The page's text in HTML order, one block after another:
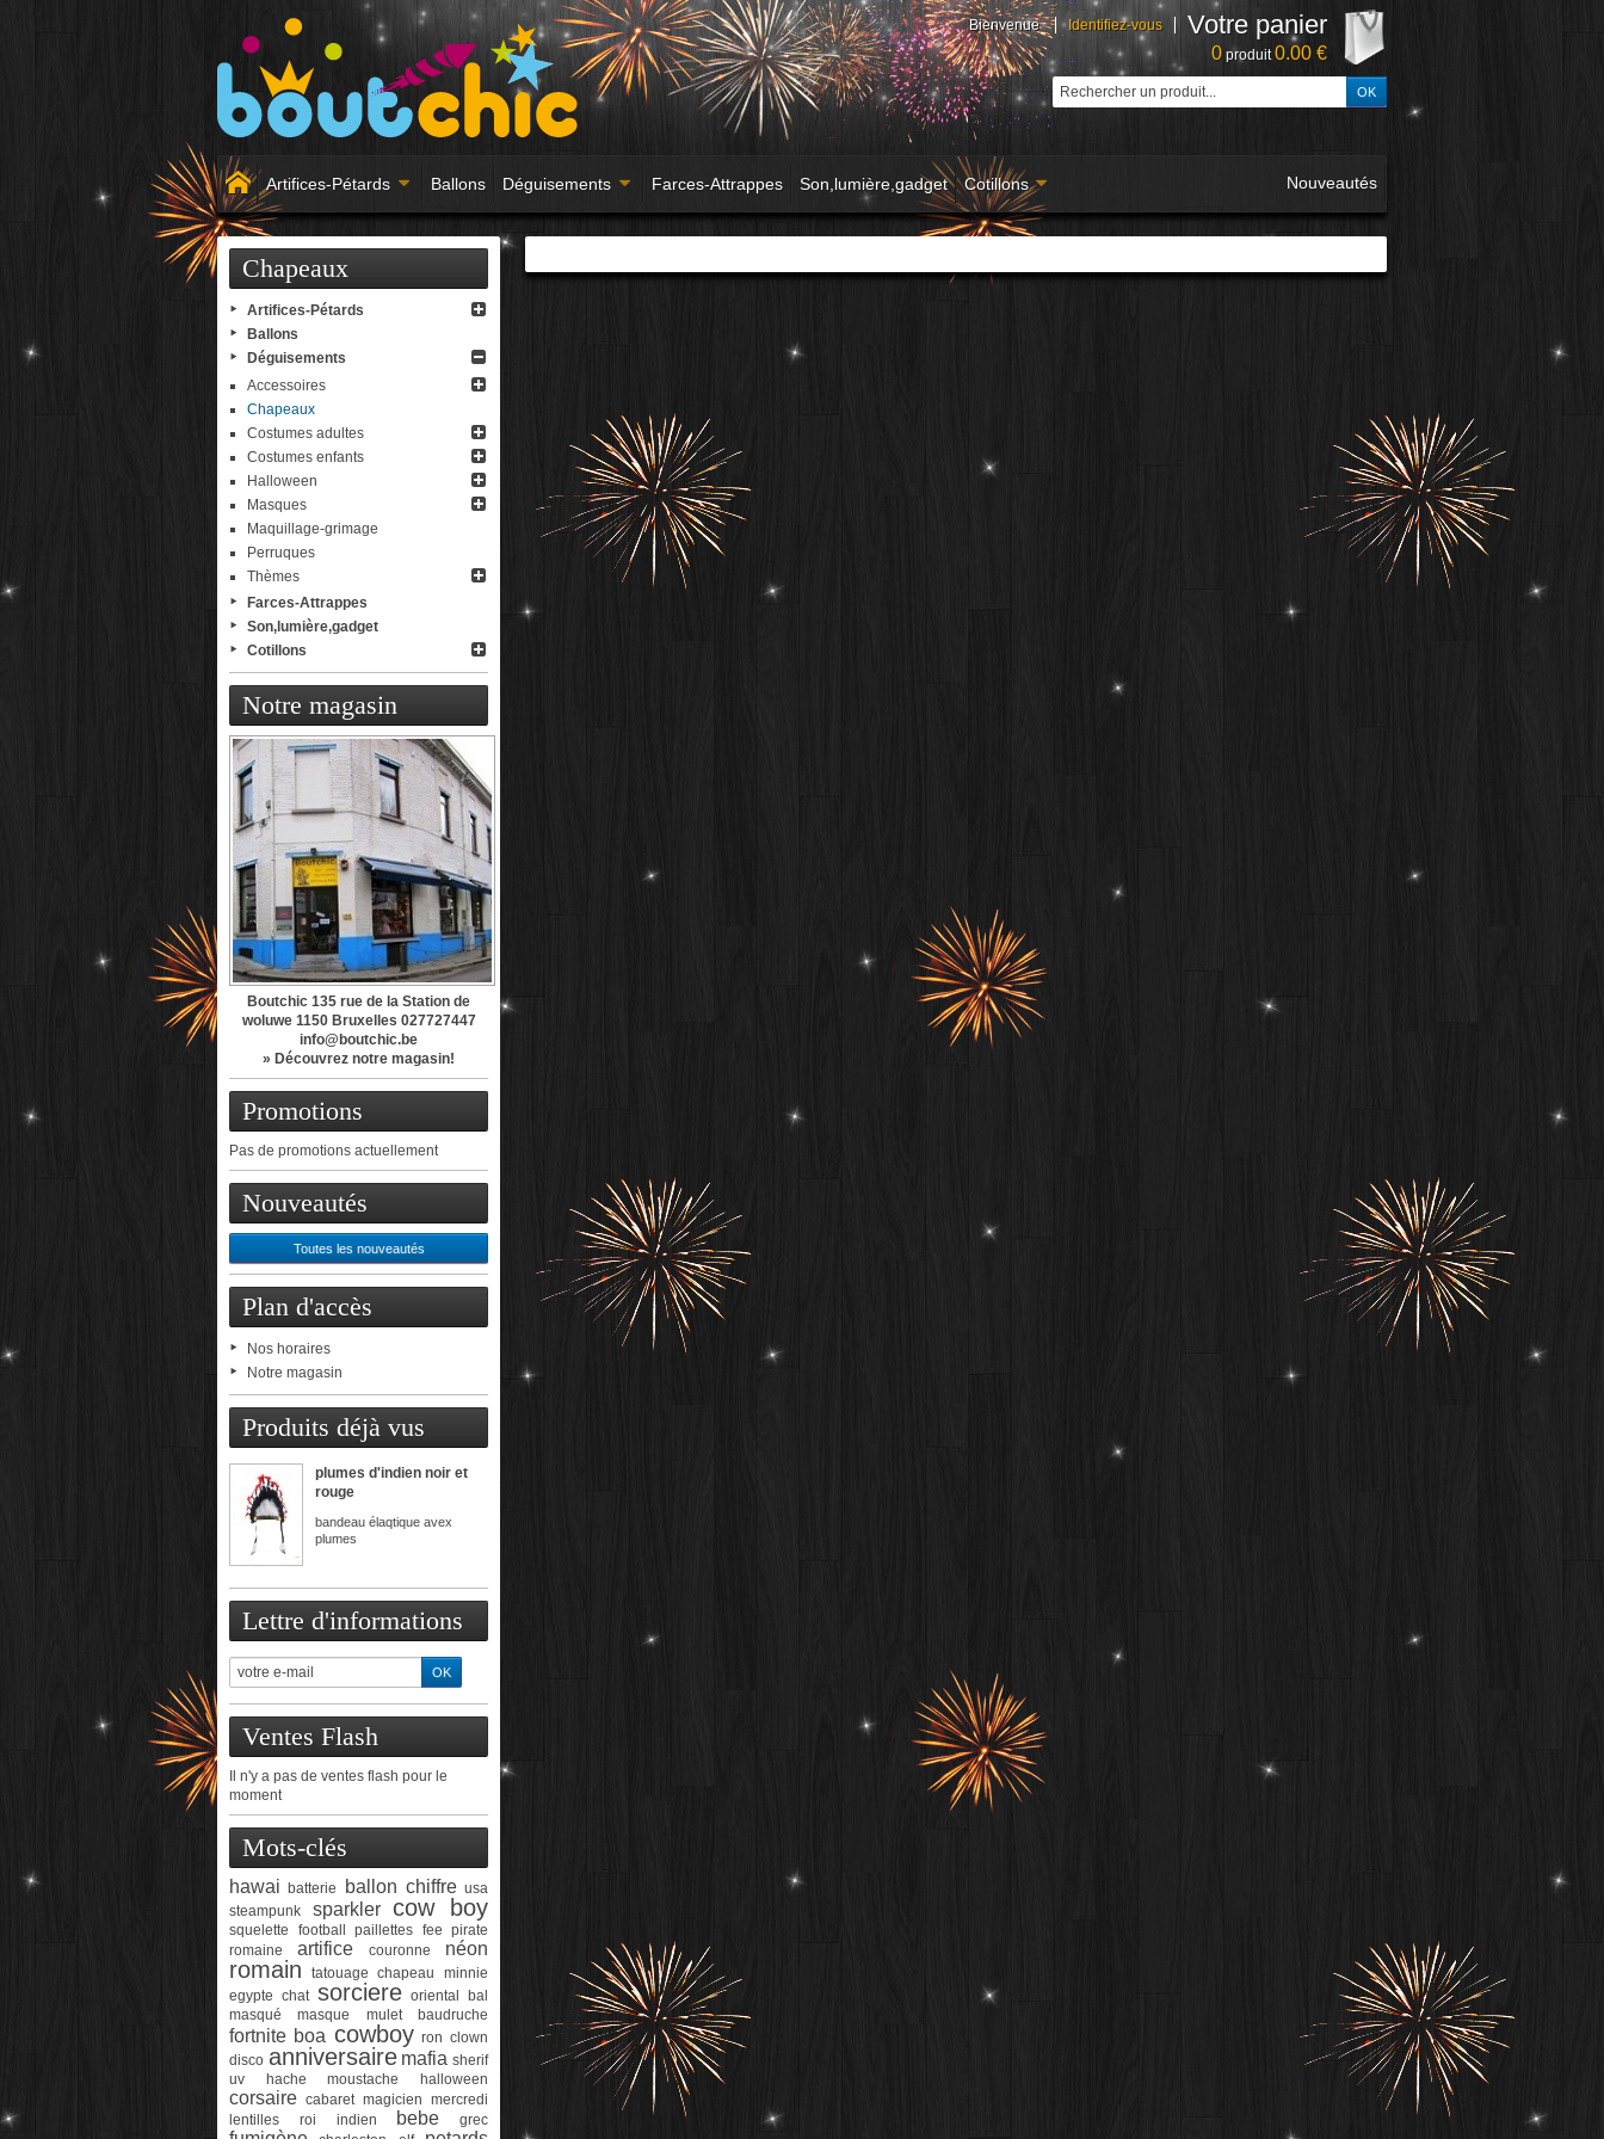
Bienvenue Identifiez-vous Votre panier
0 produit0.00 €
Nouveautés
Artifices-Pétards Ballons Déguisements Farces-Attrappes Son,lumière,gadget Cotillons
Chapeaux
Artifices-Pétards
Ballons
Déguisements
Accessoires
Chapeaux
Costumes adultes
Costumes enfants
Halloween
Masques
Maquillage-grimage
Perruques
Thèmes
Farces-Attrappes
Son,lumière,gadget
Cotillons
Notre magasin
Boutchic 135 rue de la Station de
woluwe 1150 Bruxelles 027727447
info@boutchic.be
» Découvrez notre magasin!
Promotions
Pas de promotions actuellement
Nouveautés
Toutes les nouveautés
Plan d'accès
Nos horaires
Notre magasin
Produits déjà vus
plumes d'indien noir et
rouge
bandeau élaqtique avex
plumes
Lettre d'informations
Ventes Flash
Il n'y a pas de ventes flash pour le
moment
Mots-clés
hawai batterie ballon chiffre usa
steampunk
sparkler cow boy
squelette football paillettes fee pirate
romaine
artifice couronne néon
romain tatouage chapeau
minnie
egypte chat sorciere oriental bal
masqué
masque mulet baudruche
fortnite boa cowboy ron clown
disco anniversaire mafia sherif
uv
hache moustache halloween
corsaire cabaret magicien mercredi
lentilles
roi indien bebe grec